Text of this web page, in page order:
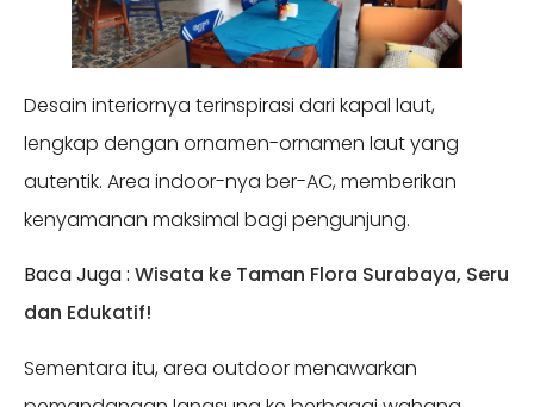
Desain interiornya terinspirasi dari kapal laut,
lengkap dengan ornamen-ornamen laut yang
autentik. Area indoor-nya ber-AC, memberikan
kenyamanan maksimal bagi pengunjung.
Baca Juga : Wisata ke Taman Flora Surabaya, Seru
dan Edukatif!
Sementara itu, area outdoor menawarkan